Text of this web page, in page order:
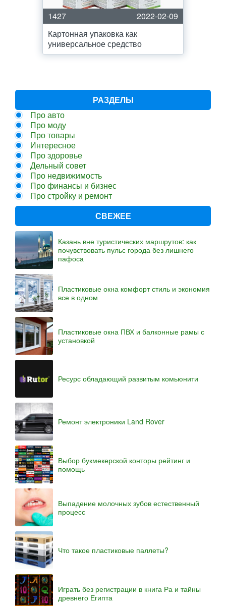
1427
2022-02-09
Картонная упаковка как
универсальное средство
РАЗДЕЛЫ
Про авто
Про моду
Про товары
Интересное
Про здоровье
Дельный совет
Про недвижимость
Про финансы и бизнес
Про стройку и ремонт
СВЕЖЕЕ
Казань вне туристических маршрутов: как
почувствовать пульс города без лишнего
пафоса
Пластиковые окна комфорт стиль и экономия
все в одном
Пластиковые окна ПВХ и балконные рамы с
установкой
Ресурс обладающий развитым комьюнити
Ремонт электроники Land Rover
Выбор букмекерской конторы рейтинг и
помощь
Выпадение молочных зубов естественный
процесс
Что такое пластиковые паллеты?
Играть без регистрации в книга Ра и тайны
древнего Египта